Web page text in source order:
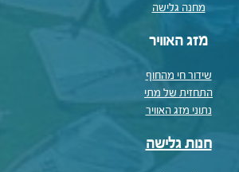
מחנה גלישה
מזג האוויר
שידור חי מהחוף
התחזית של מתי
נתוני מזג האוויר
חנות גלישה